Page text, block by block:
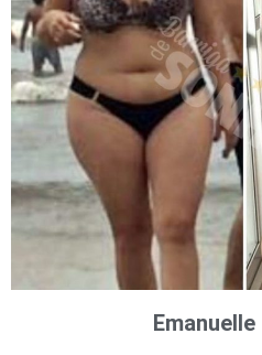
Emanuelle